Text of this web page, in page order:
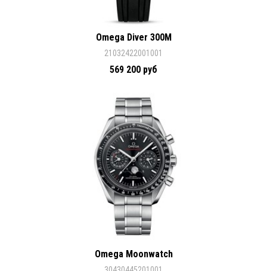
Omega Diver 300M
21032422001001
569 200 руб
Omega Moonwatch